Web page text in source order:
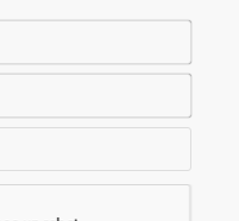
Nom*
E-